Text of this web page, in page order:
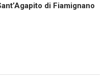
di Fiamignano